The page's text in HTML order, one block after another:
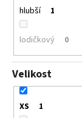
hlubší 1
lodičkový 0
Velikost
XS 1